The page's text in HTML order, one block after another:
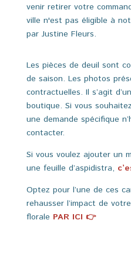
venir retirer votre
ville n'est pas éligible à
par Justine Fleurs.
Les pièces de deuil sont
de saison. Les photos
contractuelles. Il s’agit
boutique. Si vous
une demande spécifique
contacter.
Si vous voulez ajouter un
une feuille d’aspidistra,
Optez pour l’une de ces
rehausser l’impact de
florale PAR ICI 👉